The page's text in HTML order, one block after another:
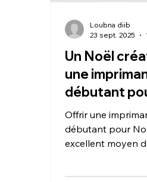
Un Noël
une
débutant
Offrir une
débutant pour
excellent moyen
Loubna diib
23 sept. 2025